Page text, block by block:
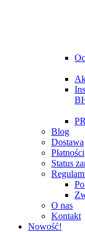
Blog
Dostawa
Płatności
Status
O nas
Kontakt
Nowość!